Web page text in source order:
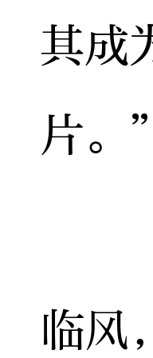
其成
片。
“
临风